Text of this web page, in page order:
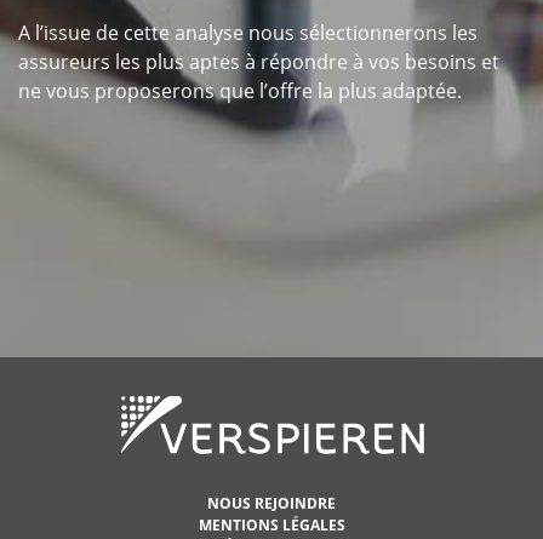
A l’issue de cette analyse nous sélectionnerons les
assureurs les plus aptes à répondre à vos besoins et
ne vous proposerons que l’offre la plus adaptée.
NOUS REJOINDRE
MENTIONS LÉGALES